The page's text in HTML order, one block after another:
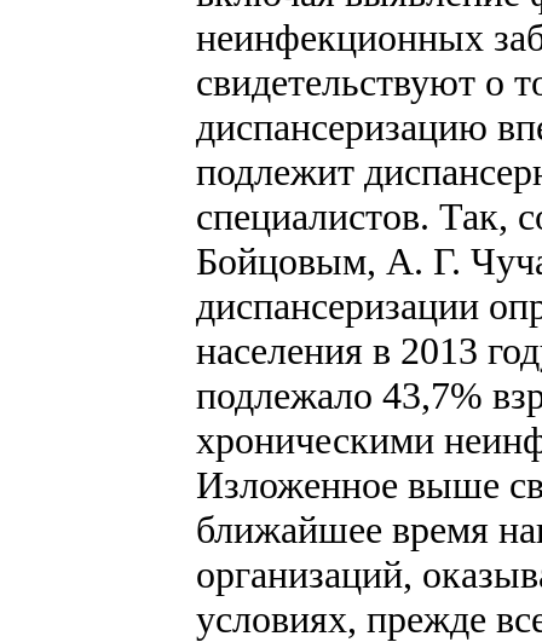
неинфекционных
свидетельствуют о
диспансеризацию
подлежит
специалистов. Так,
Бойцовым, А. Г.
диспансеризации
населения в 2013
подлежало 43,7%
хроническими
Изложенное выше
ближайшее время
организаций,
условиях, прежде